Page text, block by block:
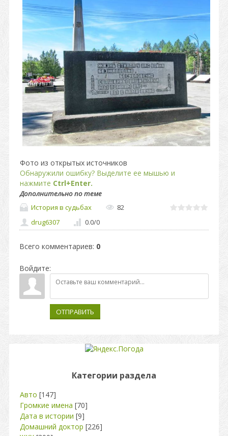
Фото из открытых источников
Обнаружили ошибку? Выделите ее мышью и
нажмите Ctrl+Enter.
Дополнительно по теме
История в судьбах
82
drug6307
0.0/0
Всего комментариев: 0
Войдите:
ОТПРАВИТЬ
Категории раздела
Авто [147]
Громкие имена [70]
Дата в истории [9]
Домашний доктор [226]